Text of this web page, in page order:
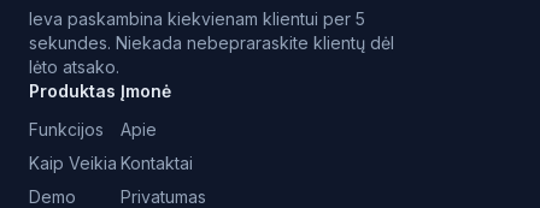
Ieva paskambina kiekvienam klientui per 5
sekundes. Niekada nebepraraskite klientų dėl
lėto atsako.
Produktas
Funkcijos
Kaip Veikia
Demo
Įmonė
Apie
Kontaktai
Privatumas